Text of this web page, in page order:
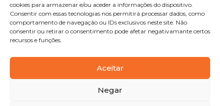
cookies para armazenar e/ou aceder a informações do dispositivo.
Consentir com essas tecnologias nos permitirá processar dados, como
comportamento de navegação ou IDs exclusivos neste site. Não
consentir ou retirar o consentimento pode afetar negativamante certos
recursos e funções.
Aceitar
Negar
Copyright © 2025 Sabores Santa Clara
. Todos os direitos
reservadosPolítica de Privacidade |Termos e condições
Designed byShift Your Branding Agency